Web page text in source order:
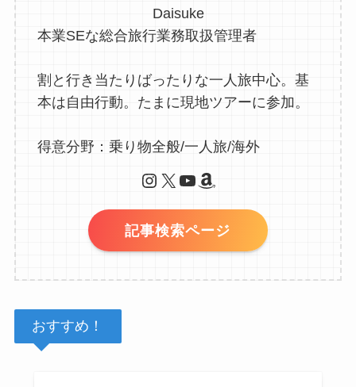
Daisuke
本業SEな総合旅行業務取扱管理者
割と行き当たりばったりな一人旅中心。基
本は自由行動。たまに現地ツアーに参加。
得意分野：乗り物全般/一人旅/海外
Instagram X YouTube Amazon
記事検索ページ
おすすめ！